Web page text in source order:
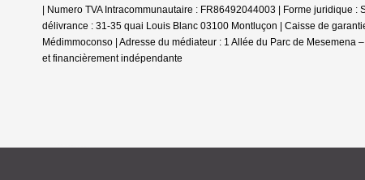
| Numero TVA Intracommunautaire : FR86492044003 | Forme juridique
délivrance : 31-35 quai Louis Blanc 03100 Montluçon | Caisse de
Médimmoconso | Adresse du médiateur : 1 Allée du Parc de Mesemena
et financièrement indépendante